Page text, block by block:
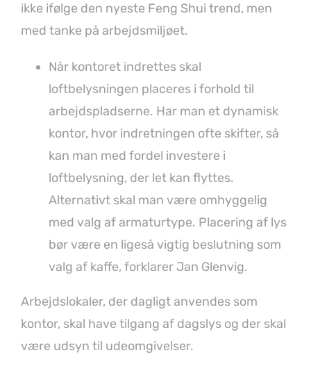
ikke ifølge den nyeste Feng Shui trend, men
med tanke på arbejdsmiljøet.
Når kontoret indrettes skal
loftbelysningen placeres i forhold til
arbejdspladserne. Har man et dynamisk
kontor, hvor indretningen ofte skifter, så
kan man med fordel investere i
loftbelysning, der let kan flyttes.
Alternativt skal man være omhyggelig
med valg af armaturtype. Placering af lys
bør være en ligeså vigtig beslutning som
valg af kaffe, forklarer Jan Glenvig.
Arbejdslokaler, der dagligt anvendes som
kontor, skal have tilgang af dagslys og der skal
være udsyn til udeomgivelser.